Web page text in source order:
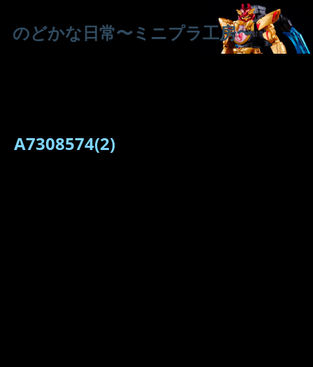
のどかな日常〜ミニプラ工房〜
A7308574(2)